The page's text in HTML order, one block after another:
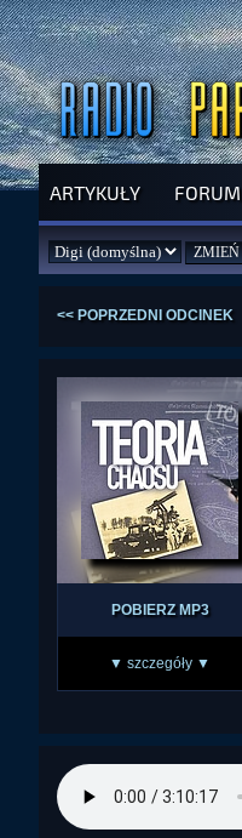
ARTYKUŁY FORUM
<< POPRZEDNI ODCINEK
POBIERZ MP3
▼ szczegóły ▼